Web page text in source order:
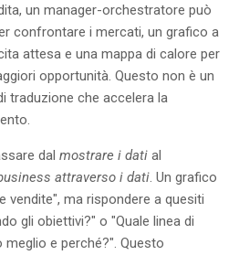
un manager-orchestratore può
confrontare i mercati, un grafico a
attesa e una mappa di calore per
opportunità. Questo non è un
traduzione che accelera la
dal mostrare i dati al
attraverso i dati. Un grafico
vendite", ma rispondere a quesiti
gli obiettivi?" o "Quale linea di
e perché?". Questo